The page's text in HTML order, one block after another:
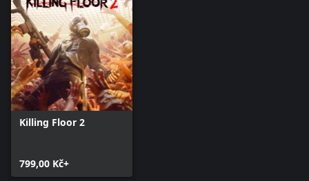
Killing Floor 2
799,00 Kč+